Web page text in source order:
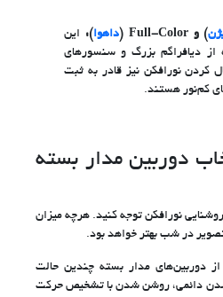
) و Full-Color ( داهوا): این
از دیافراگم بزرگ و سنسورهای
کردن نورافکن نیز قادر به ثبت
کم‌نور هستند.
دوربین مدار بسته
نورافکن توجه کنید. هرچه میزان
تصویر در شب بهتر خواهد بود.
از دوربین‌های مدار بسته چندین حالت
شدن دائمی، روشن شدن با تشخیص حرکت